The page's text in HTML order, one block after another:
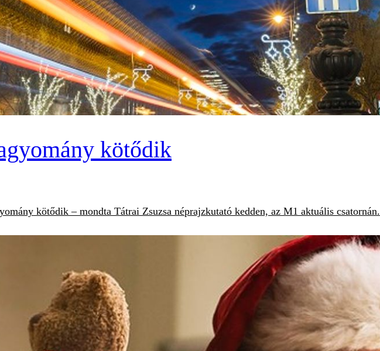
kötődik
kötődik – mondta Tátrai Zsuzsa néprajzkutató kedden, az M1 aktuális csatornán.